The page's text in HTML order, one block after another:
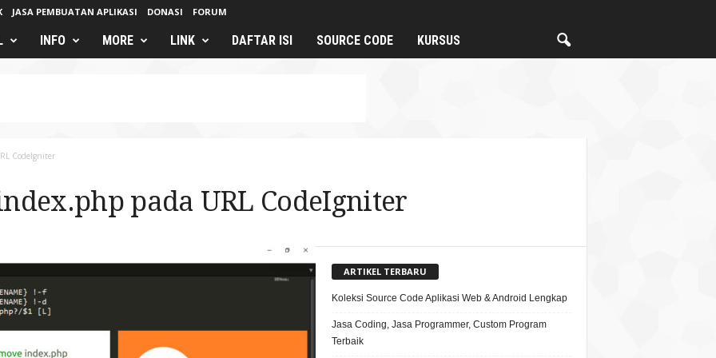
JASA PEMBUATAN APLIKASI DONASI FORUM
INFO MORE LINK DAFTAR ISI SOURCE CODE KURSUS
CodeIgniter
pada URL CodeIgniter
ARTIKEL TERBARU
Koleksi Source Code Aplikasi Web & Android Lengkap
Jasa Coding, Jasa Programmer, Custom Program
Terbaik